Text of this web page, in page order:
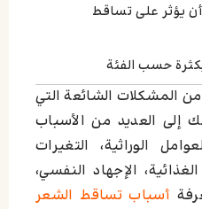
يؤثر على تساقط
حسب الفئة
للحد من تساقط
بكثرة مشكلة
المشكلات الشائعة التي
إلى العديد من الأسباب
الوراثية، التغيرات
الإجهاد النفسي،
أسباب تساقط الشعر